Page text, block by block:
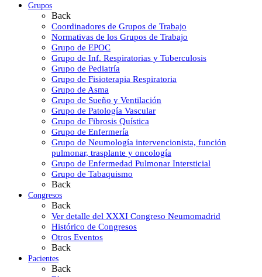
Grupos
Back
Coordinadores de Grupos de Trabajo
Normativas de los Grupos de Trabajo
Grupo de EPOC
Grupo de Inf. Respiratorias y Tuberculosis
Grupo de Pediatría
Grupo de Fisioterapia Respiratoria
Grupo de Asma
Grupo de Sueño y Ventilación
Grupo de Patología Vascular
Grupo de Fibrosis Quística
Grupo de Enfermería
Grupo de Neumología intervencionista, función
pulmonar, trasplante y oncología
Grupo de Enfermedad Pulmonar Intersticial
Grupo de Tabaquismo
Back
Congresos
Back
Ver detalle del XXXI Congreso Neumomadrid
Histórico de Congresos
Otros Eventos
Back
Pacientes
Back